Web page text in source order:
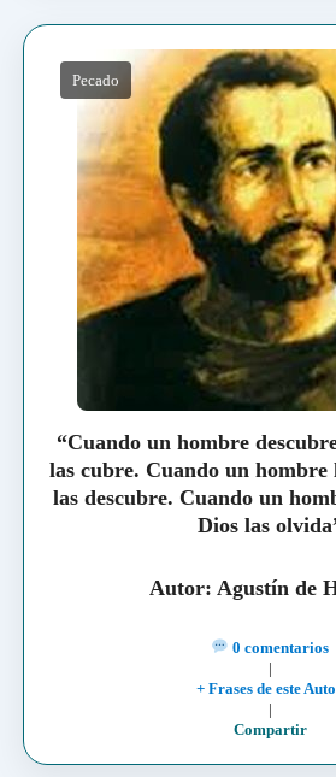
Pecado
“Cuando un hombre
las cubre. Cuando un hombre
las descubre. Cuando un
Dios las
Autor: Agustín de
0 comentarios
|
+ Frases de este
|
Compartir